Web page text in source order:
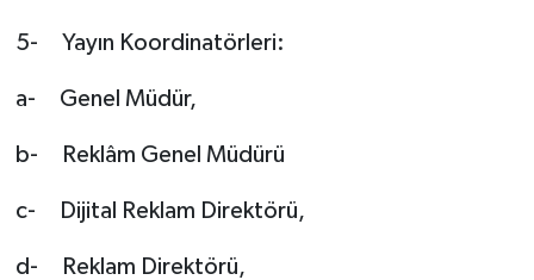
5- Yayın Koordinatörleri:
a- Genel Müdür,
b- Reklâm Genel Müdürü
c- Dijital Reklam Direktörü,
d- Reklam Direktörü,